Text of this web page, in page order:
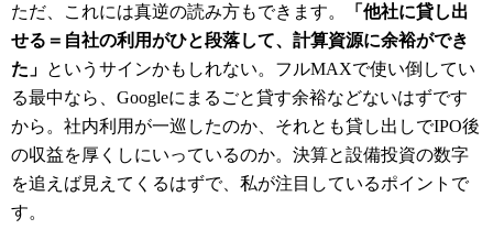
ただ、これには真逆の読み方もできます。
「他社に貸し出
せる＝自社の利用がひと段落して、計算資源に余裕ができ
た」 というサインかもしれない。フルMAXで使い倒してい
る最中なら、Googleにまるごと貸す余裕などないはずです
から。社内利用が一巡したのか、それとも貸し出しでIPO後
の収益を厚くしにいっているのか。決算と設備投資の数字
を追えば見えてくるはずで、私が注目しているポイントで
す。